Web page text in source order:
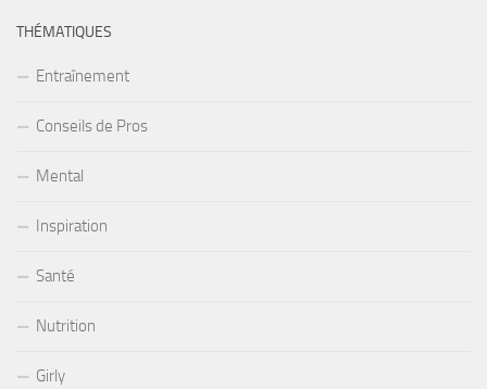
THÉMATIQUES
Entraînement
Conseils de Pros
Mental
Inspiration
Santé
Nutrition
Girly